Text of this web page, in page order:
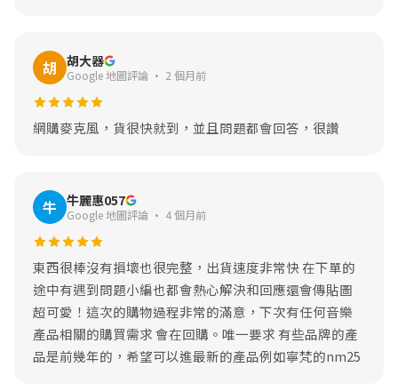
胡 胡大器
Google 地圖評論 · 2 個月前
網購麥克風，貨很快就到，並且問題都會回答，很讚
牛 牛麗惠057
Google 地圖評論 · 4 個月前
東西很棒沒有損壞也很完整，出貨速度非常快 在下單的
途中有遇到問題小編也都會熱心解決和回應還會傳貼圖
超可愛！這次的購物過程非常的滿意，下次有任何音樂
產品相關的購買需求 會在回購。唯一要求 有些品牌的產
品是前幾年的，希望可以進最新的產品例如寧梵的nm25